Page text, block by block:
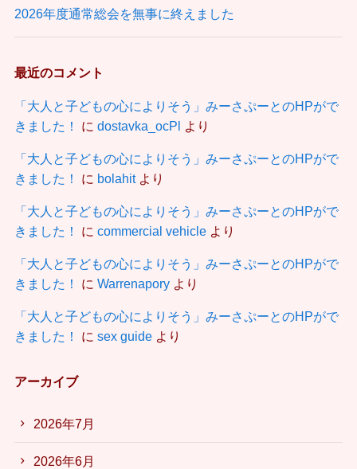
2026年度通常総会を無事に終えました
最近のコメント
「大人と子どもの心によりそう」みーさぷーとのHPがで
きました！
に dostavka_ocPl より
「大人と子どもの心によりそう」みーさぷーとのHPがで
きました！
に bolahitより
「大人と子どもの心によりそう」みーさぷーとのHPがで
きました！
に commercial vehicleより
「大人と子どもの心によりそう」みーさぷーとのHPがで
きました！
に Warrenaporyより
「大人と子どもの心によりそう」みーさぷーとのHPがで
きました！
に sex guideより
アーカイブ
2026年7月
2026年6月